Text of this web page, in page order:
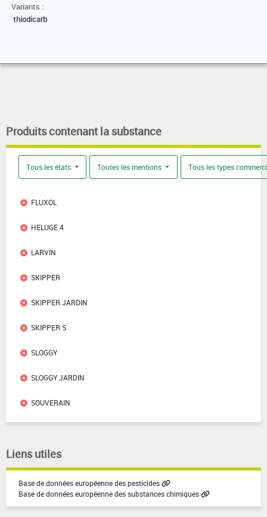
Variants :
thiodicarb
Produits contenant la substance
Tous les états Toutes les mentions Tous les types
FLUXOL
HELUGE 4
LARVIN
SKIPPER
SKIPPER JARDIN
SKIPPER S
SLOGGY
SLOGGY JARDIN
SOUVERAIN
Liens utiles
Base de données européenne des pesticides
Base de données européenne des substances chimiques